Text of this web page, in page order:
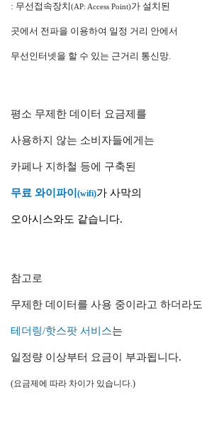
: 무선접속장치(AP: Access Point)가 설치된
곳에서 전파을 이용하여 일정 거리 안에서
무선인터넷을 할 수 있는 근거리 통신망.
평소 무제한 데이터 요금제를
사용하지 않는 소비자들에게는
카페나 지하철 등에 구축된
무료 와이파이 (wifi)가 사막의
오아시스와도 같습니다.
참고로
무제한 데이터를 사용 중이라고 하더라도
테더링/핫스팟 서비스는
일정량 이상부터 요금이 부과됩니다.
(요금제에 따라 차이가 있습니다.)